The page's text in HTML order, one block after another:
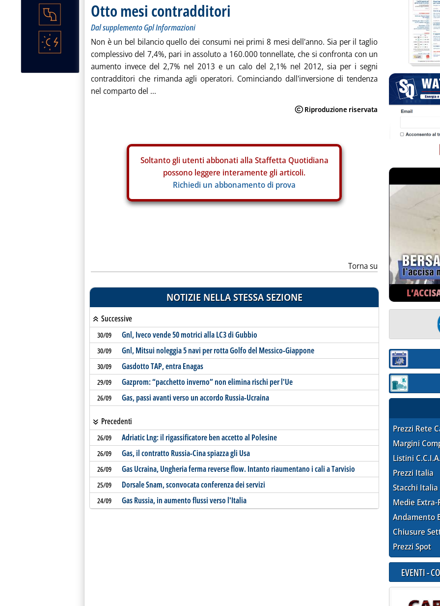
Otto mesi contradditori
Dal supplemento Gpl Informazioni
Non è un bel bilancio quello dei consumi nei primi 8 mesi dell'anno. Sia per il taglio
complessivo del 7,4%, pari in assoluto a 160.000 tonnellate, che si confronta con un
aumento invece del 2,7% nel 2013 e un calo del 2,1% nel 2012, sia per i segni
contradditori che rimanda agli operatori. Cominciando dall'inversione di tendenza
nel comparto del ...
Soltanto gli utenti abbonati alla Staffetta Quotidiana
possono leggere interamente gli articoli.
Richiedi un abbonamento di prova
Torna su
NOTIZIE NELLA STESSA SEZIONE
Successive
30/09 Gnl, Iveco vende 50 motrici alla LC3 di Gubbio
30/09 Gnl, Mitsui noleggia 5 navi per rotta Golfo del Messico-Giappone
30/09 Gasdotto TAP, entra Enagas
29/09 Gazprom: “pacchetto inverno” non elimina rischi per l'Ue
26/09 Gas, passi avanti verso un accordo Russia-Ucraina
Precedenti
26/09 Adriatic Lng: il rigassificatore ben accetto al Polesine
26/09 Gas, il contratto Russia-Cina spiazza gli Usa
26/09 Gas Ucraina, Ungheria ferma reverse flow. Intanto riaumentano i cali a Tarvisio
25/09 Dorsale Snam, sconvocata conferenza dei servizi
24/09 Gas Russia, in aumento flussi verso l'Italia
Sezione:
Sezione:
Prezzi Rete
Margini
Listini
Prezzi Italia
Stacchi Italia
Medie Extra-
Andamento
Chiusure
Prezzi Spot
EVENTI -